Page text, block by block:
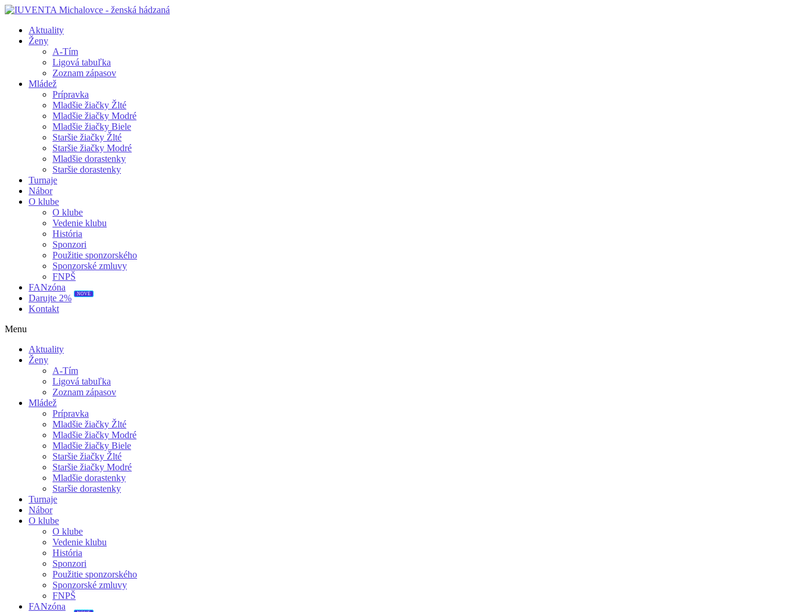
Aktuality
Ženy
A-Tím
Ligová tabuľka
Zoznam zápasov
Mládež
Prípravka
Mladšie žiačky Žlté
Mladšie žiačky Modré
Mladšie žiačky Biele
Staršie žiačky Žlté
Staršie žiačky Modré
Mladšie dorastenky
Staršie dorastenky
Turnaje
Nábor
O klube
O klube
Vedenie klubu
História
Sponzori
Použitie sponzorského
Sponzorské zmluvy
FNPŠ
FANzóna
Darujte 2%
NOVÉ
Kontakt
Menu
Aktuality
Ženy
A-Tím
Ligová tabuľka
Zoznam zápasov
Mládež
Prípravka
Mladšie žiačky Žlté
Mladšie žiačky Modré
Mladšie žiačky Biele
Staršie žiačky Žlté
Staršie žiačky Modré
Mladšie dorastenky
Staršie dorastenky
Turnaje
Nábor
O klube
O klube
Vedenie klubu
História
Sponzori
Použitie sponzorského
Sponzorské zmluvy
FNPŠ
FANzóna